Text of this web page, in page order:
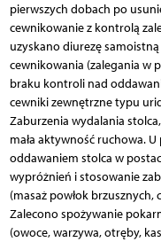
pierwszych dobach po
cewnikowanie z kontrolą
uzyskano diurezę
cewnikowania (zalegania w
braku kontroli nad
cewniki zewnętrzne typu
Zaburzenia wydalania
mała aktywność ruchowa.
oddawaniem stolca w
wypróżnień i stosowanie
(masaż powłok brzusznych,
Zalecono spożywanie
(owoce, warzywa, otręby,